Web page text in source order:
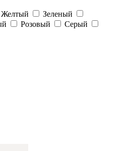
Желтый
Зеленый
Розовый
Серый